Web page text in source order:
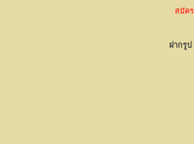
สมัค
ฝากรูป